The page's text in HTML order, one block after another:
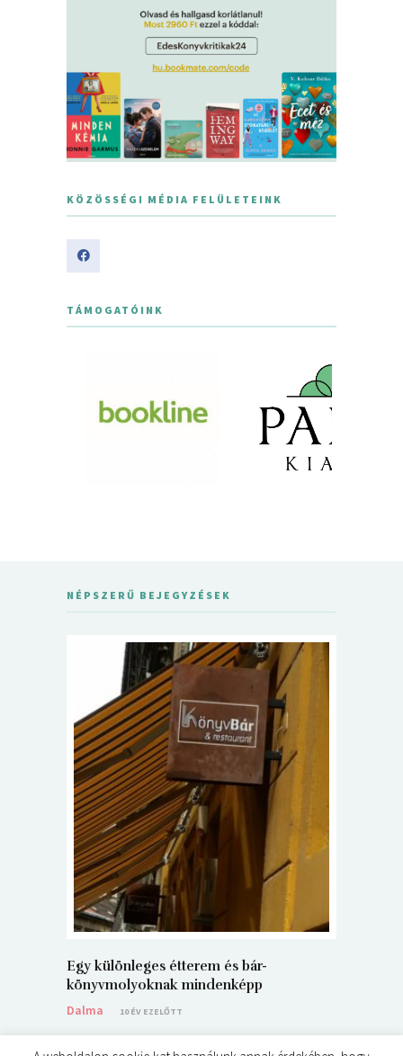
KÖZÖSSÉGI MÉDIA FELÜLETEINK
TÁMOGATÓINK
NÉPSZERŰ BEJEGYZÉSEK
Egy különleges étterem és bár-
könyvmolyoknak mindenképp
Dalma
10 ÉV EZELŐTT